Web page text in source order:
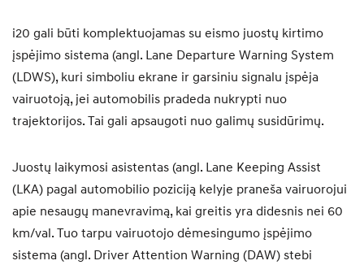
i20 gali būti komplektuojamas su eismo juostų kirtimo
įspėjimo sistema (angl. Lane Departure Warning System
(LDWS), kuri simboliu ekrane ir garsiniu signalu įspėja
vairuotoją, jei automobilis pradeda nukrypti nuo
trajektorijos. Tai gali apsaugoti nuo galimų susidūrimų.
Juostų laikymosi asistentas (angl. Lane Keeping Assist
(LKA) pagal automobilio poziciją kelyje praneša vairuorojui
apie nesaugų manevravimą, kai greitis yra didesnis nei 60
km/val. Tuo tarpu vairuotojo dėmesingumo įspėjimo
sistema (angl. Driver Attention Warning (DAW) stebi